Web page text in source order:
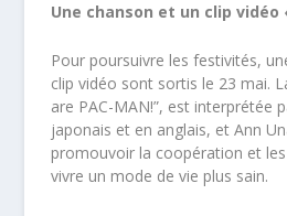
Une chanson et un clip vidéo
Pour poursuivre les festivités,
clip vidéo sont sortis le 23 mai.
are PAC-MAN!”, est interprétée
japonais et en anglais, et Ann
promouvoir la coopération et
vivre un mode de vie plus sain.